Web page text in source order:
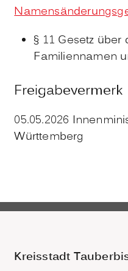
§ 11 Gesetz
Familiennamen
Freigabevermerk
05.05.2026
Württemberg
Kreisstadt